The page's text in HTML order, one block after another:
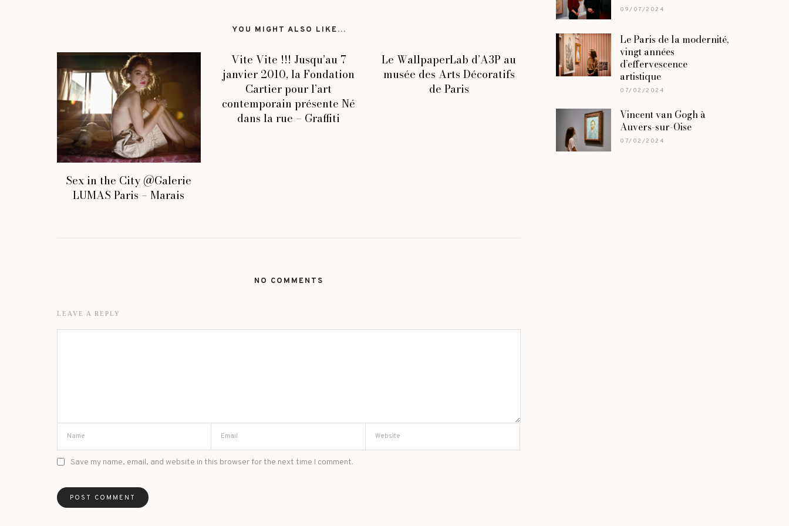
YOU MIGHT ALSO LIKE...
Sex in the City @Galerie
LUMAS Paris – Marais
Vite Vite !!! Jusqu’au 7
janvier 2010, la Fondation
Cartier pour l’art
contemporain présente Né
dans la rue – Graffiti
Le WallpaperLab d’A3P au
musée des Arts Décoratifs
de Paris
NO COMMENTS
LEAVE A REPLY
Save my name, email, and website in this browser for the next time I comment.
09/07/2024
Le Paris de la modernité,
vingt années
d’effervescence
artistique
07/02/2024
Vincent van Gogh à
Auvers-sur-Oise
07/02/2024